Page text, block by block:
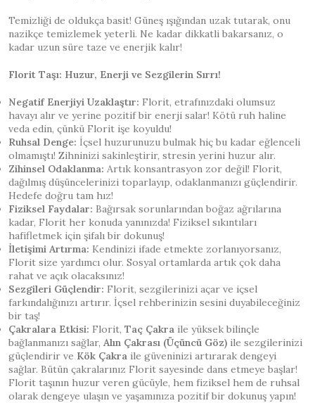
Temizliği de oldukça basit! Güneş ışığından uzak tutarak, onu
nazikçe temizlemek yeterli. Ne kadar dikkatli bakarsanız, o
kadar uzun süre taze ve enerjik kalır!
Florit Taşı: Huzur, Enerji ve Sezgilerin Sırrı!
Negatif Enerjiyi Uzaklaştır: Florit, etrafınızdaki olumsuz
havayı alır ve yerine pozitif bir enerji salar! Kötü ruh haline
veda edin, çünkü Florit işe koyuldu!
Ruhsal Denge: İçsel huzurunuzu bulmak hiç bu kadar eğlenceli
olmamıştı! Zihninizi sakinleştirir, stresin yerini huzur alır.
Zihinsel Odaklanma: Artık konsantrasyon zor değil! Florit,
dağılmış düşüncelerinizi toparlayıp, odaklanmanızı güçlendirir.
Hedefe doğru tam hız!
Fiziksel Faydalar: Bağırsak sorunlarından boğaz ağrılarına
kadar, Florit her konuda yanınızda! Fiziksel sıkıntıları
hafifletmek için şifalı bir dokunuş!
İletişimi Artırma: Kendinizi ifade etmekte zorlanıyorsanız,
Florit size yardımcı olur. Sosyal ortamlarda artık çok daha
rahat ve açık olacaksınız!
Sezgileri Güçlendir: Florit, sezgilerinizi açar ve içsel
farkındalığınızı artırır. İçsel rehberinizin sesini duyabileceğiniz
bir taş!
Çakralara Etkisi: Florit, Taç Çakra ile yüksek bilinçle
bağlanmanızı sağlar, Alın Çakrası (Üçüncü Göz) ile sezgilerinizi
güçlendirir ve Kök Çakra ile güveninizi artırarak dengeyi
sağlar. Bütün çakralarınız Florit sayesinde dans etmeye başlar!
Florit taşının huzur veren gücüyle, hem fiziksel hem de ruhsal
olarak dengeye ulaşın ve yaşamınıza pozitif bir dokunuş yapın!